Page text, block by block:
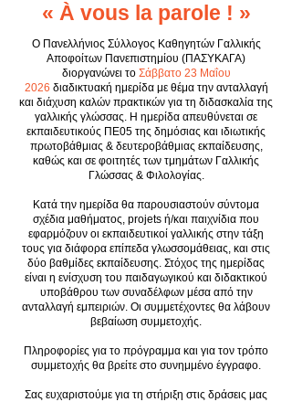
« À vous la parole ! »
Ο Πανελλήνιος Σύλλογος Καθηγητών Γαλλικής
Αποφοίτων Πανεπιστημίου (ΠΑΣΥΚΑΓΑ)
διοργανώνει το Σάββατο 23 Μαΐου
2026 διαδικτυακή ημερίδα με θέμα την ανταλλαγή
και διάχυση καλών πρακτικών για τη διδασκαλία της
γαλλικής γλώσσας. Η ημερίδα απευθύνεται σε
εκπαιδευτικούς ΠΕ05 της δημόσιας και ιδιωτικής
πρωτοβάθμιας & δευτεροβάθμιας εκπαίδευσης,
καθώς και σε φοιτητές των τμημάτων Γαλλικής
Γλώσσας & Φιλολογίας.
Κατά την ημερίδα θα παρουσιαστούν σύντομα
σχέδια μαθήματος, projets ή/και παιχνίδια που
εφαρμόζουν οι εκπαιδευτικοί γαλλικής στην τάξη
τους για διάφορα επίπεδα γλωσσομάθειας, και στις
δύο βαθμίδες εκπαίδευσης. Στόχος της ημερίδας
είναι η ενίσχυση του παιδαγωγικού και διδακτικού
υποβάθρου των συναδέλφων μέσα από την
ανταλλαγή εμπειριών. Οι συμμετέχοντες θα λάβουν
βεβαίωση συμμετοχής.
Πληροφορίες για το πρόγραμμα και για τον τρόπο
συμμετοχής θα βρείτε στο συνημμένο έγγραφο.
Σας ευχαριστούμε για τη στήριξη στις δράσεις μας